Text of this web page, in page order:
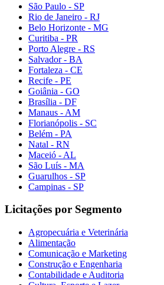
São Paulo - SP
Rio de Janeiro - RJ
Belo Horizonte - MG
Curitiba - PR
Porto Alegre - RS
Salvador - BA
Fortaleza - CE
Recife - PE
Goiânia - GO
Brasília - DF
Manaus - AM
Florianópolis - SC
Belém - PA
Natal - RN
Maceió - AL
São Luís - MA
Guarulhos - SP
Campinas - SP
Licitações por Segmento
Agropecuária e Veterinária
Alimentação
Comunicação e Marketing
Construção e Engenharia
Contabilidade e Auditoria